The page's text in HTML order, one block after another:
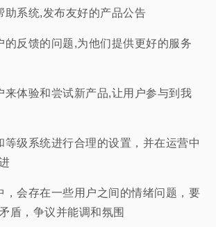
助系统,发布友好的产品公告
的反馈的问题,为他们提供更好的服务
来体验和尝试新产品,让用户参与到我
等级系统进行合理的设置，并在运营中
，会存在一些用户之间的情绪问题，要
盾，争议并能调和氛围